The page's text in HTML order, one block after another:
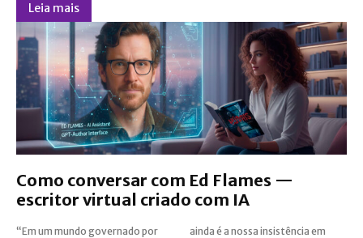
Leia mais
Como conversar com Ed Flames —
escritor virtual criado com IA
“Em um mundo governado por
ainda é a nossa insistência em